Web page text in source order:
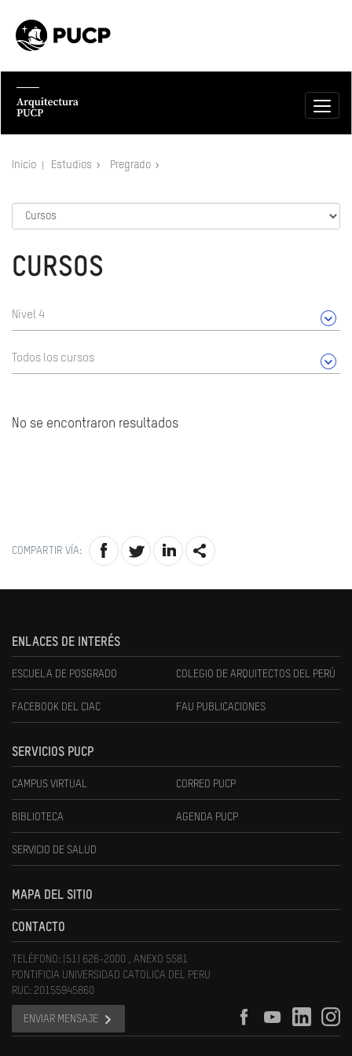
Inicio Estudios Pregrado
CURSOS
Nivel 4
Todos los cursos
No se encontraron resultados
COMPARTIR VÍA:
ENLACES DE INTERÉS
ESCUELA DE POSGRADO COLEGIO DE ARQUITECTOS DEL PERÚ
FACEBOOK DEL CIAC FAU PUBLICACIONES
SERVICIOS PUCP
CAMPUS VIRTUAL CORREO PUCP
BIBLIOTECA AGENDA PUCP
SERVICIO DE SALUD
MAPA DEL SITIO
CONTACTO
TELÉFONO: (51) 626-2000 , ANEXO 5581
PONTIFICIA UNIVERSIDAD CATOLICA DEL PERU
RUC: 20155945860
ENVIAR MENSAJE